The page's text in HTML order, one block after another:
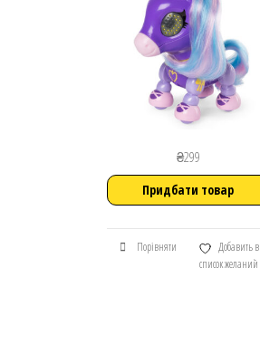
₴299
Придбати товар
Порівняти
Добавить в
список желаний